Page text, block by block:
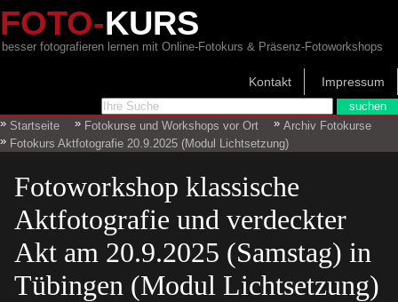
FOTO-KURS
besser fotografieren lernen mit Online-Fotokurs & Präsenz-Fotoworkshops
Kontakt Impressum
Startseite Fotokurse und Workshops vor Ort
Archiv Fotokurse
Fotokurs Aktfotografie 20.9.2025 (Modul Lichtsetzung)
Fotoworkshop klassische
Aktfotografie und verdeckter
Akt am 20.9.2025 (Samstag) in
Tübingen (Modul Lichtsetzung)